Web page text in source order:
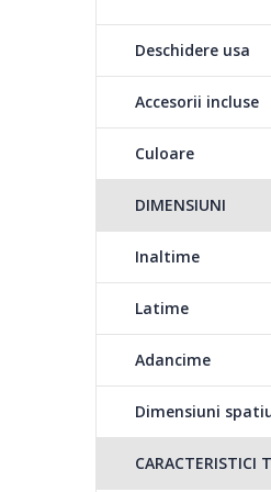
Doriti sa puteti savura
delicioasa.
Deschidere usa
Accesorii incluse
Culoare
DIMENSIUNI
Inaltime
Latime
Adancime
Dimensiuni
CARACTERISTICI